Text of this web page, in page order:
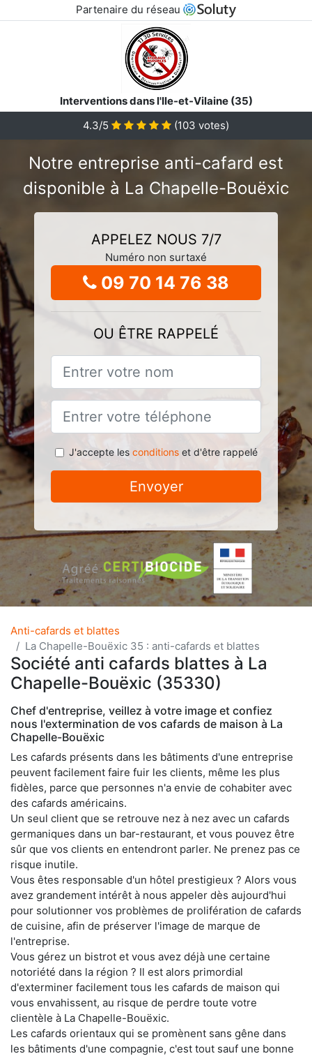
Partenaire du réseau
Interventions dans l'Ile-et-Vilaine (35)
4.3/5
(103 votes)
Notre entreprise anti-cafard est
disponible à La Chapelle-Bouëxic
APPELEZ NOUS 7/7
Numéro non surtaxé
09 70 14 76 38
OU ÊTRE RAPPELÉ
J'accepte les conditionset d'être rappelé
Envoyer
Anti-cafards et blattes
La Chapelle-Bouëxic 35 : anti-cafards et blattes
Société anti cafards blattes à La
Chapelle-Bouëxic (35330)
Chef d'entreprise, veillez à votre image et confiez
nous l'extermination de vos cafards de maison à La
Chapelle-Bouëxic
Les cafards présents dans les bâtiments d'une entreprise
peuvent facilement faire fuir les clients, même les plus
fidèles, parce que personnes n'a envie de cohabiter avec
des cafards américains.
Un seul client que se retrouve nez à nez avec un cafards
germaniques dans un bar-restaurant, et vous pouvez être
sûr que vos clients en entendront parler. Ne prenez pas ce
risque inutile.
Vous êtes responsable d'un hôtel prestigieux ? Alors vous
avez grandement intérêt à nous appeler dès aujourd'hui
pour solutionner vos problèmes de prolifération de cafards
de cuisine, afin de préserver l'image de marque de
l'entreprise.
Vous gérez un bistrot et vous avez déjà une certaine
notoriété dans la région ? Il est alors primordial
d'exterminer facilement tous les cafards de maison qui
vous envahissent, au risque de perdre toute votre
clientèle à La Chapelle-Bouëxic.
Les cafards orientaux qui se promènent sans gêne dans
les bâtiments d'une compagnie, c'est tout sauf une bonne